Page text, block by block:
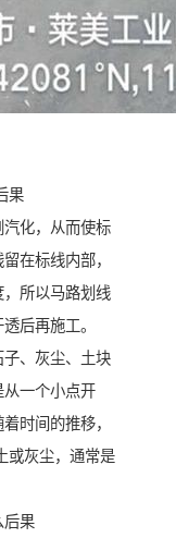
果
化，从而使标
在标线内部，
所以马路划线
后再施工。
、灰尘、土块
一个小点开
时间的推移，
或灰尘，通常是
后果